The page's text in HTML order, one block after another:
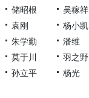
储昭根
吴稼祥
袁刚
杨小凯
朱学勤
潘维
莫于川
羽之野
孙立平 杨光